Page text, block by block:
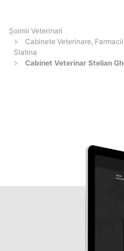
Șoimii Veterinari
Cabinete Veterinare,
Slatina
Cabinet Veterinar Stelian